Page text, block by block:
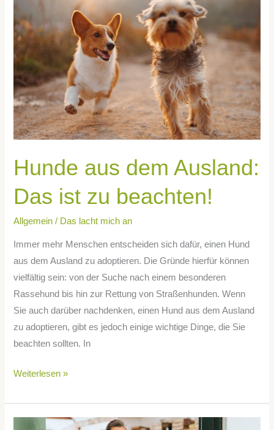
Hunde aus dem Ausland:
Das ist zu beachten!
Allgemein / Das lacht mich an
Immer mehr Menschen entscheiden sich dafür, einen Hund
aus dem Ausland zu adoptieren. Die Gründe hierfür können
vielfältig sein: von der Suche nach einem besonderen
Rassehund bis hin zur Rettung von Straßenhunden. Wenn
Sie auch darüber nachdenken, einen Hund aus dem Ausland
zu adoptieren, gibt es jedoch einige wichtige Dinge, die Sie
beachten sollten. In
dem
Ausland:
Das
ist
zu
beachten!
Weiterlesen »
Gastgeber-